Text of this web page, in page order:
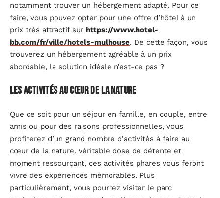
notamment trouver un hébergement adapté. Pour ce
faire, vous pouvez opter pour une offre d’hôtel à un
prix très attractif sur https://www.hotel-
bb.com/fr/ville/hotels-mulhouse. De cette façon, vous
trouverez un hébergement agréable à un prix
abordable, la solution idéale n’est-ce pas ?
Les activités au cœur de la nature
Que ce soit pour un séjour en famille, en couple, entre
amis ou pour des raisons professionnelles, vous
profiterez d’un grand nombre d’activités à faire au
cœur de la nature. Véritable dose de détente et
moment ressourçant, ces activités phares vous feront
vivre des expériences mémorables. Plus
particulièrement, vous pourrez visiter le parc